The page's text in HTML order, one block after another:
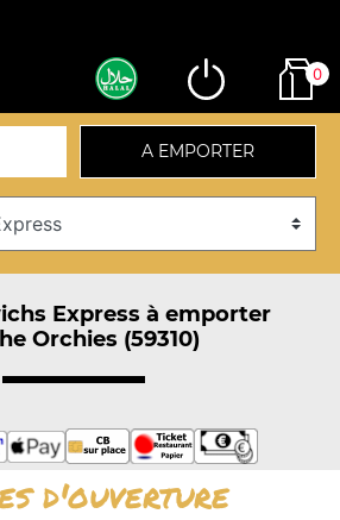
0
A EMPORTER
Express à emporter
Orchies (59310)
d'ouverture